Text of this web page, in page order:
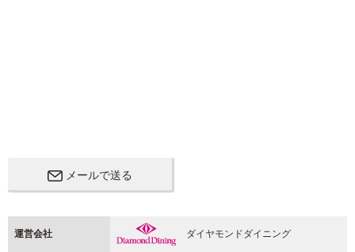
メールで送る
運営会社 ダイヤモンドダイニング